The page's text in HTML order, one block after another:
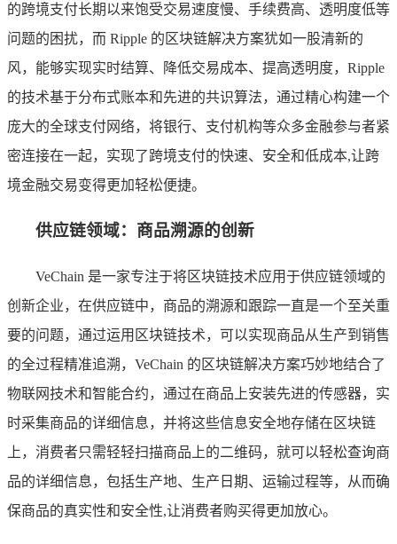
的跨境支付长期以来饱受交易速度慢、手续费高、透明度低等
问题的困扰，而 Ripple 的区块链解决方案犹如一股清新的
风，能够实现实时结算、降低交易成本、提高透明度，Ripple
的技术基于分布式账本和先进的共识算法，通过精心构建一个
庞大的全球支付网络，将银行、支付机构等众多金融参与者紧
密连接在一起，实现了跨境支付的快速、安全和低成本,让跨
境金融交易变得更加轻松便捷。
供应链领域：商品溯源的创新
VeChain 是一家专注于将区块链技术应用于供应链领域的
创新企业，在供应链中，商品的溯源和跟踪一直是一个至关重
要的问题，通过运用区块链技术，可以实现商品从生产到销售
的全过程精准追溯，VeChain 的区块链解决方案巧妙地结合了
物联网技术和智能合约，通过在商品上安装先进的传感器，实
时采集商品的详细信息，并将这些信息安全地存储在区块链
上，消费者只需轻轻扫描商品上的二维码，就可以轻松查询商
品的详细信息，包括生产地、生产日期、运输过程等，从而确
保商品的真实性和安全性,让消费者购买得更加放心。